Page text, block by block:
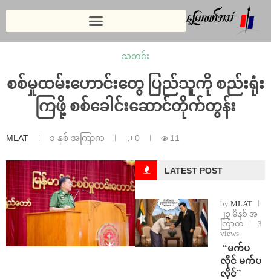
သတင်း
စစ်မှုထမ်းဟောင်းတွေ ပြည်သူကို စည်းရုံး
ကြဖို့ စစ်ခေါင်းဆောင်တိုက်တွန်း
MLAT ၁ နှစ် အကြာက 0 11
LATEST POST
by MLAT
၂၃ မိနစ် အ
ကြာက
3
views
⁨ ⁨“မက်ပ
လိုင် မက်ပ
လိုင်”